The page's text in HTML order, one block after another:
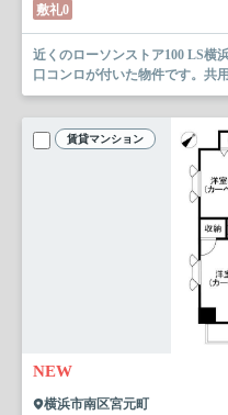
敷礼0
近くのローソンストア100 LS横
口コンロが付いた物件です。共
賃貸マンション
NEW
横浜市南区宮元町